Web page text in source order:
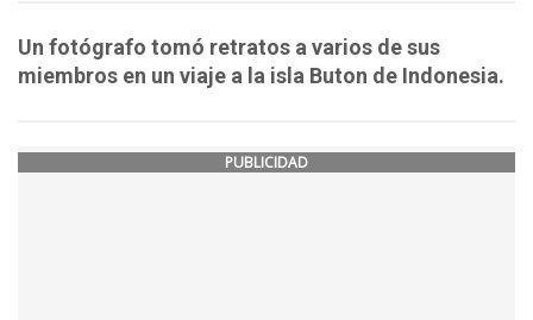
Un fotógrafo tomó retratos a varios de sus
miembros en un viaje a la isla Buton de Indonesia.
PUBLICIDAD